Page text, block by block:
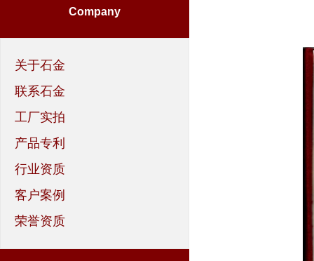
Company
关于石金
联系石金
工厂实拍
产品专利
行业资质
客户案例
荣誉资质